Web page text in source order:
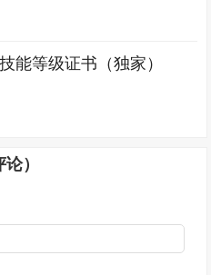
能等级证书（独家）
）